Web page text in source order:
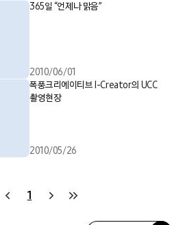
365일 “언제나 맑음”
2010/06/01
폭풍크리에이티브 I-Creator의 UCC
촬영현장
2010/05/26
1